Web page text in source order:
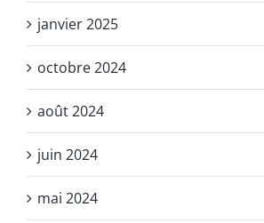
janvier 2025
octobre 2024
août 2024
juin 2024
mai 2024